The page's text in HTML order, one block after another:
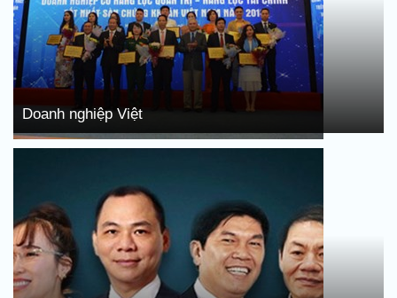
Doanh nghiệp Việt